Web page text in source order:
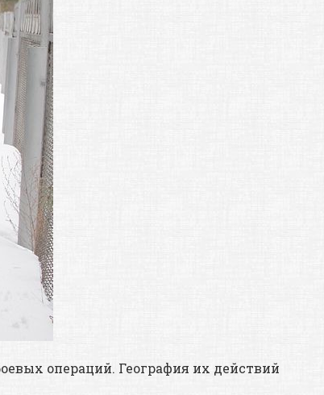
операций. География их действий